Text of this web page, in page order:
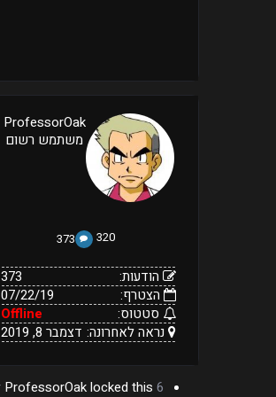
הודעות:
הצטרף:
סטטוס:
Offline
נראה
לאחרונה:
דצמבר
2019
ProfessorOak
משתמש רשום
320
373
הודעות:
373
הצטרף:
07/22/19
סטטוס:
Offline
נראה לאחרונה: דצמבר 8, 2019
6 yr
ProfessorOaklocked this נושא